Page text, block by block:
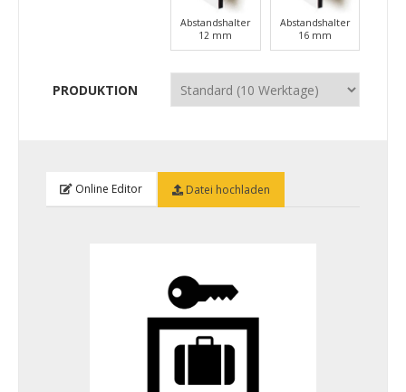
Abstandshalter
12 mm
Abstandshalter
16 mm
PRODUKTION
Online Editor Datei hochladen